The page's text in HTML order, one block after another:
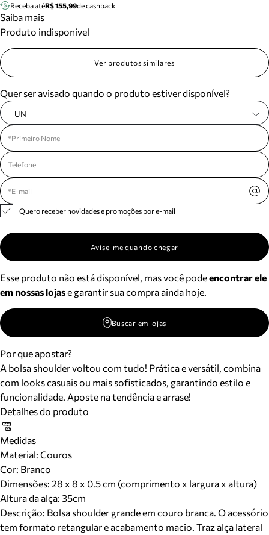
Tire dúvidas sobre pedidos, devoluções e mais.
Meus pedidos
Acompanhe seus pedidos e solicite devoluções.
Receba atéR$ 155,99de cashback
Saiba mais
Produto indisponível
Ver produtos similares
Quer ser avisado quando o produto estiver disponível?
UN
Quero receber novidades e promoções por e-mail
Avise-me quando chegar
Esse produto não está disponível, mas você podeencontrar ele
em nossas lojase garantir sua compra ainda hoje.
Buscar em lojas
Por que apostar?
A bolsa shoulder voltou com tudo! Prática e versátil, combina
com looks casuais ou mais sofisticados, garantindo estilo e
funcionalidade. Aposte na tendência e arrase!
Detalhes do produto
Medidas
Material: Couros
Cor: Branco
Dimensões: 28 x 8 x 0.5 cm (comprimento x largura x altura)
Altura da alça: 35cm
Descrição: Bolsa shoulder grande em couro branca. O acessório
tem formato retangular e acabamento macio. Traz alça lateral